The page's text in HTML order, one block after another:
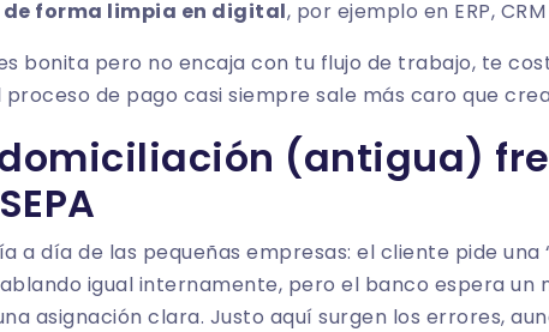
de forma limpia en digital, por ejemplo en ERP,
bonita pero no encaja con tu flujo de trabajo, te
de pago casi siempre sale más caro que
(antigua)
a día de las pequeñas empresas: el cliente pide una
igual internamente, pero el banco espera un
asignación clara. Justo aquí surgen los errores,